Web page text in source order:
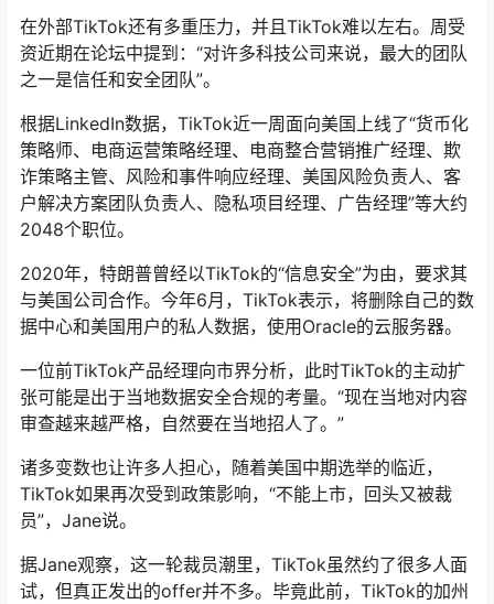
在外部TikTok还有多重压力，并且TikTok难以左右。周受
资近期在论坛中提到：“对许多科技公司来说，最大的团队
之一是信任和安全团队”。
根据LinkedIn数据，TikTok近一周面向美国上线了“货币化
策略师、电商运营策略经理、电商整合营销推广经理、欺
诈策略主管、风险和事件响应经理、美国风险负责人、客
户解决方案团队负责人、隐私项目经理、广告经理”等大约
2048个职位。
2020年，特朗普曾经以TikTok的“信息安全”为由，要求其
与美国公司合作。今年6月，TikTok表示，将删除自己的数
据中心和美国用户的私人数据，使用Oracle的云服务器。
一位前TikTok产品经理向市界分析，此时TikTok的主动扩
张可能是出于当地数据安全合规的考量。“现在当地对内容
审查越来越严格，自然要在当地招人了。”
诸多变数也让许多人担心，随着美国中期选举的临近，
TikTok如果再次受到政策影响，“不能上市，回头又被裁
员”，Jane说。
据Jane观察，这一轮裁员潮里，TikTok虽然约了很多人面
试，但真正发出的offer并不多。毕竟此前，TikTok的加州